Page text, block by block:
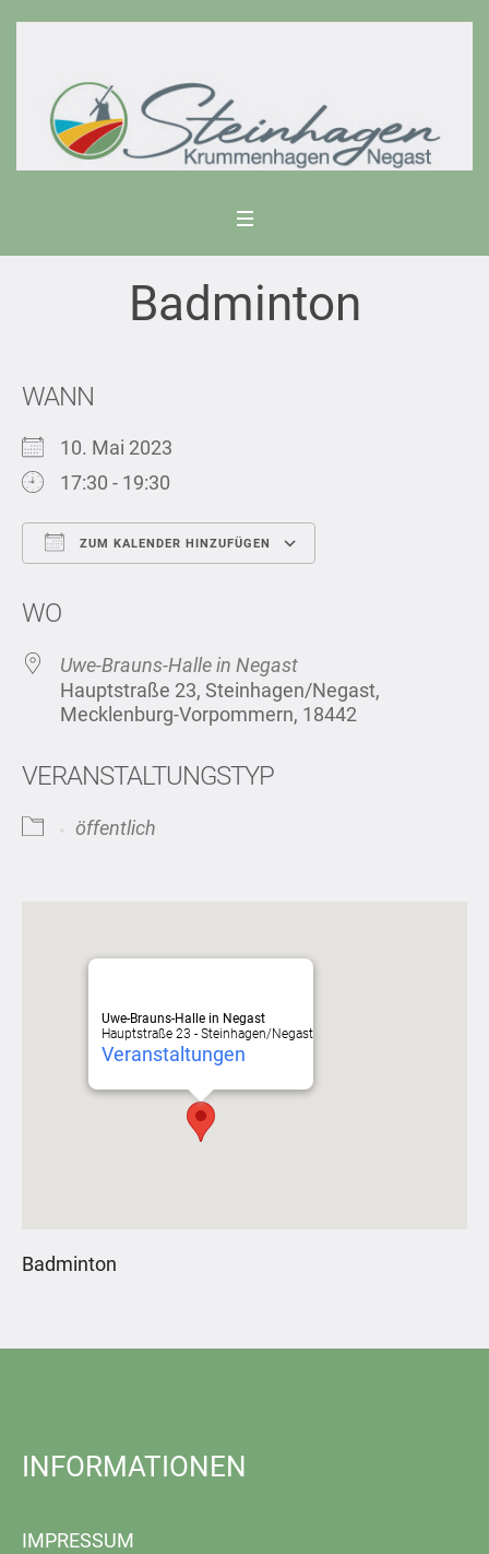
Badminton
WANN
10. Mai 2023
17:30 - 19:30
ZUM KALENDER HINZUFÜGEN
WO
Uwe-Brauns-Halle in Negast
Hauptstraße 23, Steinhagen/Negast,
Mecklenburg-Vorpommern, 18442
VERANSTALTUNGSTYP
öffentlich
Uwe-Brauns-Halle in Negast
Hauptstraße 23 - Steinhagen/Negast
Veranstaltungen
Badminton
INFORMATIONEN
IMPRESSUM